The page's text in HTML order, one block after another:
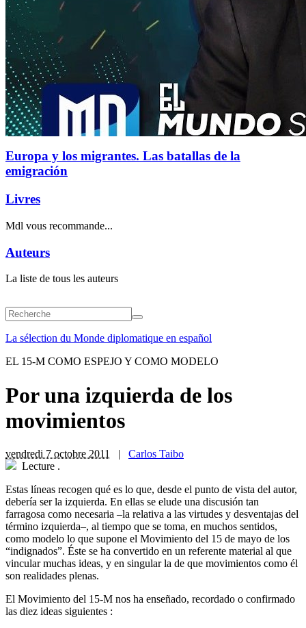
Europa y los migrantes. Las batallas de la
emigración
Livres
Mdl vous recommande...
Auteurs
La liste de tous les auteurs
La sélection du Monde diplomatique en español
EL 15-M COMO ESPEJO Y COMO MODELO
Por una izquierda de los
movimientos
vendredi 7 octobre 2011 | Carlos Taibo
Lecture .
Estas líneas recogen qué es lo que, desde el punto de vista del autor,
debería ser la izquierda. En ellas se elude una discusión tan
farragosa como necesaria –la relativa a las virtudes y desventajas del
término izquierda–, al tiempo que se toma, en muchos sentidos,
como modelo lo que supone el Movimiento del 15 de mayo de los
“indignados”. Éste se ha convertido en un referente material al que
vincular muchas ideas, y en singular la de que movimientos como él
son realidades plenas.
El Movimiento del 15-M nos ha enseñado, recordado o confirmado
las diez ideas siguientes :